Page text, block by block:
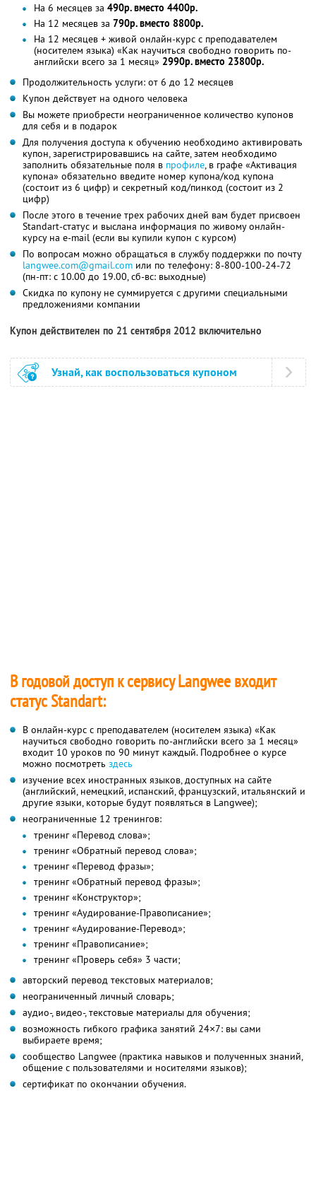
На 6 месяцев за 490р. вместо 4400р.
На 12 месяцев за 790р. вместо 8800р.
На 12 месяцев + живой онлайн-курс с преподавателем
(носителем языка) «Как научиться свободно говорить по-
английски всего за 1 месяц» 2990р. вместо 23800р.
Продолжительность услуги: от 6 до 12 месяцев
Купон действует на одного человека
Вы можете приобрести неограниченное количество купонов
для себя и в подарок
Для получения доступа к обучению необходимо активировать
купон, зарегистрировавшись на сайте, затем необходимо
заполнить обязательные поля в профиле, в графе «Активация
купона» обязательно введите номер купона/код купона
(состоит из 6 цифр) и секретный код/пинкод (состоит из 2
цифр)
После этого в течение трех рабочих дней вам будет присвоен
Standart-статус и выслана информация по живому онлайн-
курсу на e-mail (если вы купили купон с курсом)
По вопросам можно обращаться в службу поддержки по почту
langwee.com@gmail.com или по телефону: 8-800-100-24-72
(пн-пт: с 10.00 до 19.00, сб-вс: выходные)
Скидка по купону не суммируется с другими специальными
предложениями компании
Купон действителен по 21 сентября 2012 включительно
Узнай, как воспользоваться купоном
В годовой доступ к сервису Langwee входит
статус Standart:
В онлайн-курс с преподавателем (носителем языка) «Как
научиться свободно говорить по-английски всего за 1 месяц»
входит 10 уроков по 90 минут каждый. Подробнее о курсе
можно посмотреть здесь
изучение всех иностранных языков, доступных на сайте
(английский, немецкий, испанский, французский, итальянский и
другие языки, которые будут появляться в Langwee);
неограниченные 12 тренингов:
тренинг «Перевод слова»;
тренинг «Обратный перевод слова»;
тренинг «Перевод фразы»;
тренинг «Обратный перевод фразы»;
тренинг «Конструктор»;
тренинг «Аудирование-Правописание»;
тренинг «Аудирование-Перевод»;
тренинг «Правописание»;
тренинг «Проверь себя» 3 части;
авторский перевод текстовых материалов;
неограниченный личный словарь;
аудио-, видео-, текстовые материалы для обучения;
возможность гибкого графика занятий 24×7: вы сами
выбираете время;
сообщество Langwee (практика навыков и полученных знаний,
общение с пользователями и носителями языков);
сертификат по окончании обучения.